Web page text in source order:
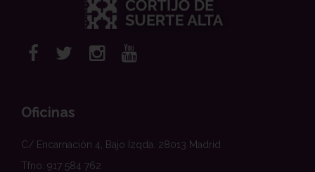
Oficinas
C/ Encarnación 4, Bajo Izqda. 28013 Madrid
Tfno: 917 584 762